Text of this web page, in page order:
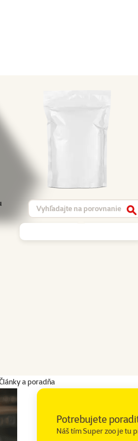
Vyhľadávanie produktu
a poradňa
Potrebujete
Náš tím Super zoo je tu